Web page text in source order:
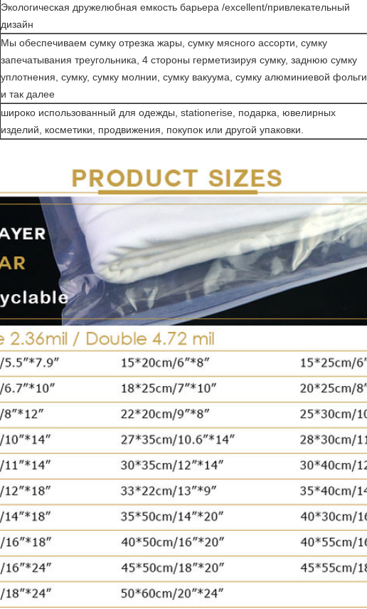
Экологическая дружелюбная емкость барьера /excellent/привлекательный
дизайн
Мы обеспечиваем сумку отрезка жары, сумку мясного ассорти, сумку
запечатывания треугольника, 4 стороны герметизируя сумку, заднюю сумку
уплотнения, сумку, сумку молнии, сумку вакуума, сумку алюминиевой фольги
и так далее
широко использованный для одежды, stationerise, подарка, ювелирных
изделий, косметики, продвижения, покупок или другой упаковки.